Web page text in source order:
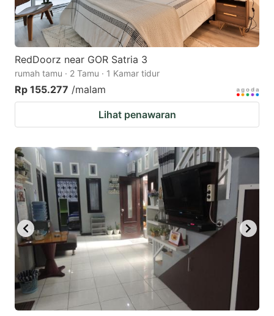
RedDoorz near GOR Satria 3
rumah tamu · 2 Tamu · 1 Kamar tidur
Rp 155.277 /malam
Lihat penawaran